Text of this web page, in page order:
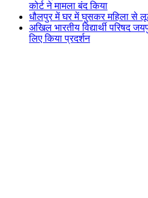
कोर्ट ने मामला बंद किया
धौलपुर में घर में घुसकर महिला से
अखिल भारतीय विद्यार्थी परिषद
लिए किया प्रदर्शन